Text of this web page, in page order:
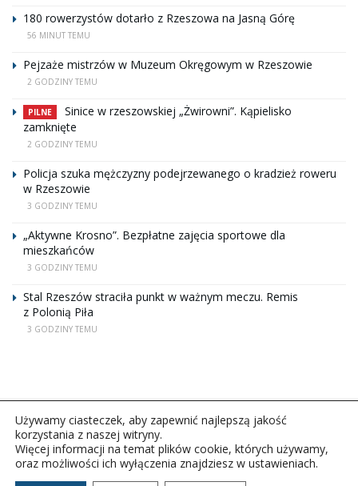
180 rowerzystów dotarło z Rzeszowa na Jasną Górę
56 MINUT TEMU
Pejzaże mistrzów w Muzeum Okręgowym w Rzeszowie
2 GODZINY TEMU
PILNE
Sinice w rzeszowskiej „Żwirowni”. Kąpielisko
zamknięte
2 GODZINY TEMU
Policja szuka mężczyzny podejrzewanego o kradzież roweru
w Rzeszowie
3 GODZINY TEMU
„Aktywne Krosno”. Bezpłatne zajęcia sportowe dla
mieszkańców
3 GODZINY TEMU
Stal Rzeszów straciła punkt w ważnym meczu. Remis
z Polonią Piła
3 GODZINY TEMU
Copyright © 2026Polskie Radio Rzeszów S.A. w likwidacj.
Używamy ciasteczek, aby zapewnić najlepszą jakość
korzystania z naszej witryny.
Więcej informacji na temat plików cookie, których używamy,
oraz możliwości ich wyłączenia znajdziesz w ustawieniach.